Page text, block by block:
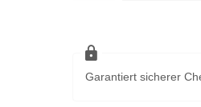
Garantiert sicherer